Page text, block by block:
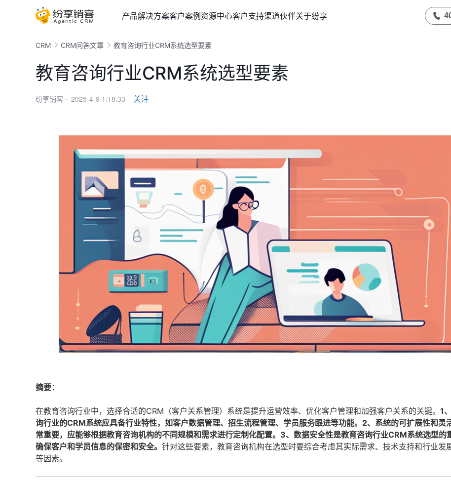
产品解决方案客户案例资源中心客户支持渠道伙伴关于纷享
CRM CRM问答文章 教育咨询行业CRM系统选型要素
教育咨询行业CRM系统选型要素
纷享销客 · 2025-4-9 1:18:33 关注
摘要：
在教育咨询行业中，选择合适的CRM（客户关系管理）系统是提升运营效率、优化客户管理和加强客户关系的关键。 1
询行业的CRM系统应具备行业特性，如客户数据管理、招生流程管理、学员服务跟进等功能。2、系统的可扩展性和灵
常重要，应能够根据教育咨询机构的不同规模和需求进行定制化配置。3、数据安全性是教育咨询行业CRM系统选型的
确保客户和学员信息的保密和安全。 针对这些要素，教育咨询机构在选型时要综合考虑其实际需求、技术支持和行业发
等因素。